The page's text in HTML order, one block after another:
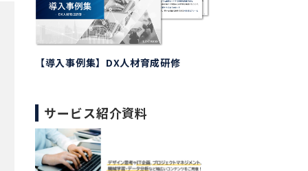
【導入事例集】DX人材育成研修
サービス紹介資料